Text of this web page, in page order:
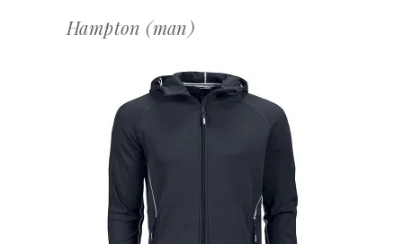
Hampton (man)
OFFERTEAANVRAAG